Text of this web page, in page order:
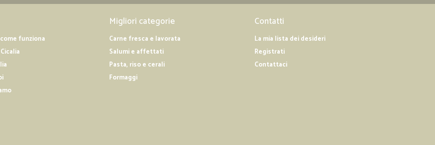
—
Puntuali e precisi sempre
Puntuali e precisi sempre
funziona
Migliori categorie
Carne fresca e lavorata
Salumi e affettati
Pasta, riso e cerali
Formaggi
Contatti
La mia lista dei desideri
Registrati
Contattaci